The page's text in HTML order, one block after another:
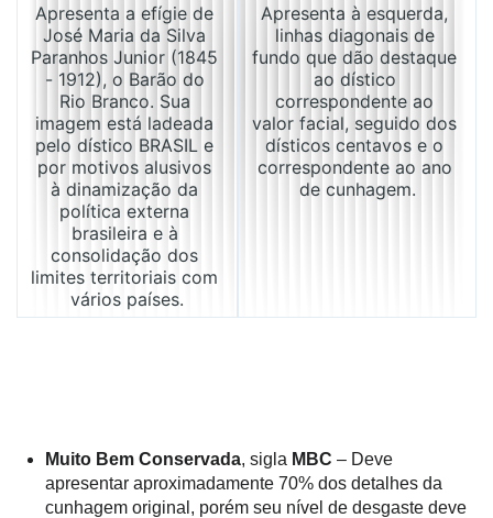
Apresenta a efígie de
José Maria da Silva
Paranhos Junior (1845
- 1912), o Barão do
Rio Branco. Sua
imagem está ladeada
pelo dístico BRASIL e
por motivos alusivos
à dinamização da
política externa
brasileira e à
consolidação dos
limites territoriais com
vários países.
Apresenta à esquerda,
linhas diagonais de
fundo que dão destaque
ao dístico
correspondente ao
valor facial, seguido dos
dísticos centavos e o
correspondente ao ano
de cunhagem.
Muito Bem Conservada, sigla MBC – Deve
apresentar aproximadamente 70% dos detalhes da
cunhagem original, porém seu nível de desgaste deve